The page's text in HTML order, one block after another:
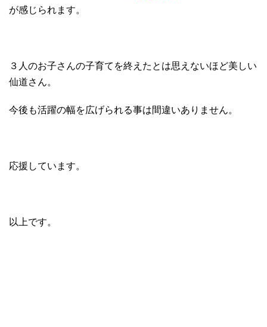
が感じられます。
３人のお子さんの子育てを終えたとは思えないほど美しい
仙道さん。
今後も活躍の幅を広げられる事は間違いありません。
応援しています。
以上です。